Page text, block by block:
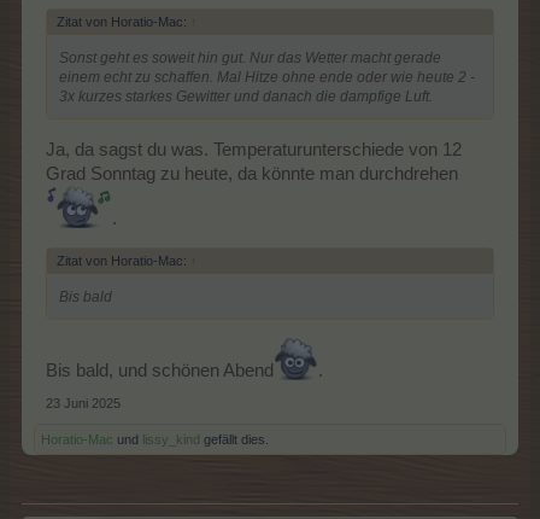
Zitat von Horatio-Mac: ↑
Sonst geht es soweit hin gut. Nur das Wetter macht gerade
einem echt zu schaffen. Mal Hitze ohne ende oder wie heute 2 -
3x kurzes starkes Gewitter und danach die dampfige Luft.
Ja, da sagst du was. Temperaturunterschiede von 12
Grad Sonntag zu heute, da könnte man durchdrehen
.
Zitat von Horatio-Mac: ↑
Bis bald
Bis bald, und schönen Abend .
23 Juni 2025
Horatio-Mac und lissy_kind gefällt dies.